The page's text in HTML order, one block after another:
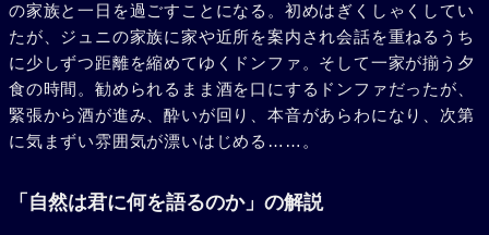
の家族と一日を過ごすことになる。初めはぎくしゃくしてい
たが、ジュニの家族に家や近所を案内され会話を重ねるうち
に少しずつ距離を縮めてゆくドンファ。そして一家が揃う夕
食の時間。勧められるまま酒を口にするドンファだったが、
緊張から酒が進み、酔いが回り、本音があらわになり、次第
に気まずい雰囲気が漂いはじめる……。
「自然は君に何を語るのか」の解説